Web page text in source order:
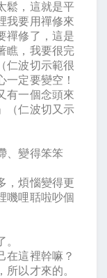
鬆，這就是平
我要用禪修來
禪修了，這是
瞧，我要很完
仁波切示範很
一定要變空！
有一個念頭來
（仁波切又示
、變得笨笨
，煩惱變得更
嘰哩聒啦吵個
在這裡幹嘛？
以才來的。